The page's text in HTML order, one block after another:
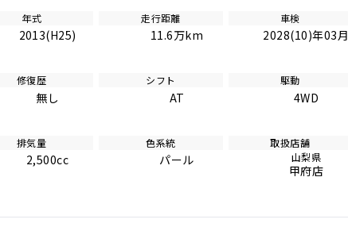
年式
2013(H25)
走行距離
11.6万km
車検
2028(10)年03月
修復歴
無し
シフト
AT
駆動
4WD
排気量
2,500cc
色系統
パール
取扱店舗
山梨県
甲府店